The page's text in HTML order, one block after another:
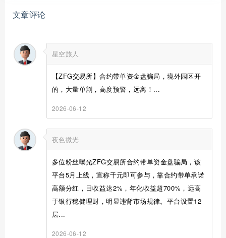
文章评论
星空旅人
【ZFG交易所】合约带单资金盘骗局，境外园区开
的，大量单割，高度预警，远离！...
2026-06-12
夜色微光
多位粉丝曝光ZFG交易所合约带单资金盘骗局，该
平台5月上线，宣称千元即可参与，靠合约带单承诺
高额分红，日收益达2%，年化收益超700%，远高
于银行稳健理财，明显违背市场规律。平台设置12
层...
2026-06-12